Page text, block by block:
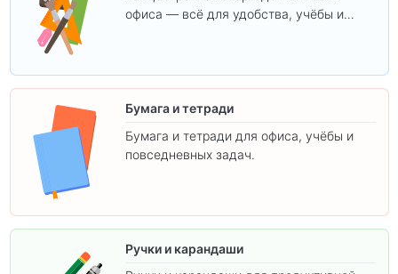
офиса — всё для удобства, учёбы и
Бумага и тетради
Бумага и тетради для офиса, учёбы и
повседневных задач.
Ручки и карандаши